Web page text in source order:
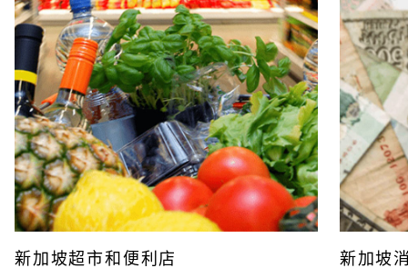
新加坡超市和便利店 新加坡